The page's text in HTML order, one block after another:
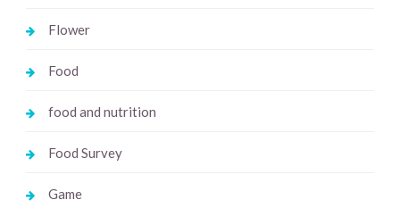
Flower
Food
food and nutrition
Food Survey
Game